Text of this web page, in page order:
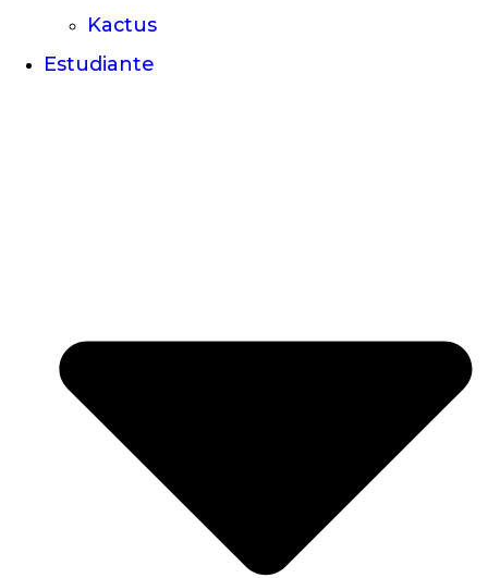
Kactus
Estudiante